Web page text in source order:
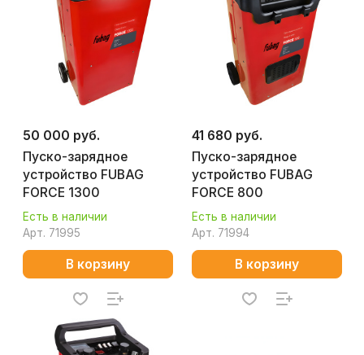
50 000 руб.
Пуско-зарядное
устройство FUBAG
FORCE 1300
Есть в наличии
Арт. 71995
В корзину
41 680 руб.
Пуско-зарядное
устройство FUBAG
FORCE 800
Есть в наличии
Арт. 71994
В корзину